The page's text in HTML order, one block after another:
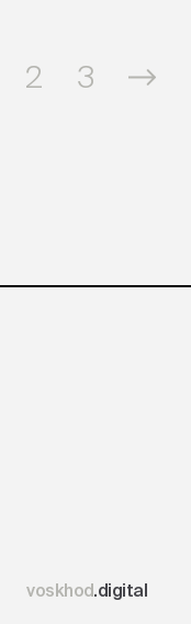
2 3
voskhod.digital